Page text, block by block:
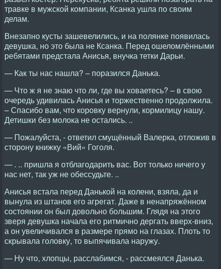
травке в мужской компании, Ксанка ушла по своим
делам.
Внезапно кусты зашевелились, и на полянке появилась
девушка, но это была не Ксанка. Перед ошеломлёнными
ребятами предстала Анисья, внучка тетки Дарьи.
— Как ты нас нашла? – поразился Данька.
— Что ж я не знаю что ли, где вы ховаетесь? – в свою
очередь удивилась Анисья и торжественно продолжила.
– Спасибо вам, что коровку вернули, кормилицу нашу.
Детишки без молока не остались. ..
— Пожалуйста, - ответил смущённый Валерка, отложив в
сторону книжку «Вий» Гоголя.
— . .. пришла я отблагодарить вас. Вот только ничего у
нас нет, так уж не обессудьте. ..
Анисья встала перед Данькой на колени, взяла, да и
вынула из штанов его агрегат. Даже в ненапряжённом
состоянии он был довольно большим. Глядя на этого
зверя девушка начала его ритмично дергать вверх-вниз,
а он увеличивался в размере прямо на глазах. Плоть то
скрывала головку, то выпячивала наружу.
— Ну что, хлопцы, расслабимся, - рассмеялся Данька.